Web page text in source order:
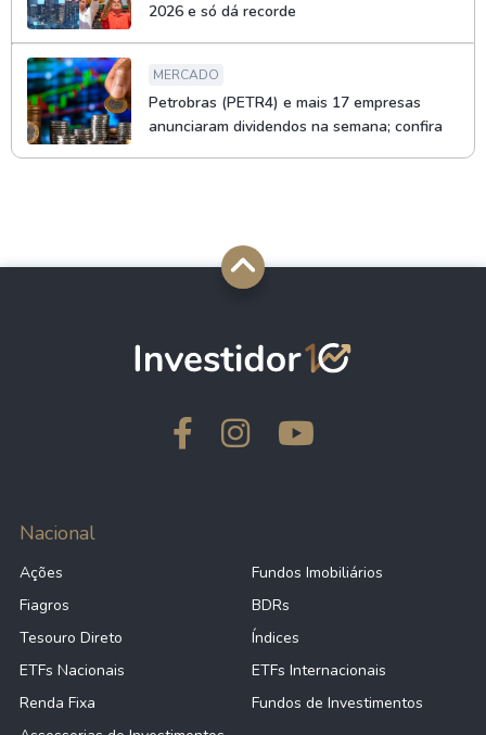
2026 e só dá recorde
MERCADO
Petrobras (PETR4) e mais 17 empresas
anunciaram dividendos na semana; confira
Nacional
Ações
Fundos Imobiliários
Fiagros
BDRs
Tesouro Direto
Índices
ETFs Nacionais
ETFs Internacionais
Renda Fixa
Fundos de Investimentos